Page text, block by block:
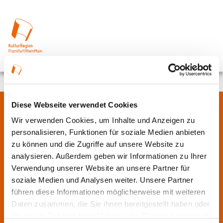
Diese Webseite verwendet Cookies
Wir verwenden Cookies, um Inhalte und Anzeigen zu
personalisieren, Funktionen für soziale Medien anbieten
zu können und die Zugriffe auf unsere Website zu
analysieren. Außerdem geben wir Informationen zu Ihrer
Verwendung unserer Website an unsere Partner für
soziale Medien und Analysen weiter. Unsere Partner
führen diese Informationen möglicherweise mit weiteren
Daten zusammen, die Sie ihnen bereitgestellt haben oder
Über uns
In der Metropolregion FrankfurtRheinMain haben sich rund 50
Landkreise, Städte, Gemeinden und der Regionalverband zur
KulturRegion zusammen-geschlossen. Über die Ländergrenzen
hinweg vernetzt die gemeinnützige Gesellschaft seit 2005 die
vielfältige lokale und regionale Kultur und fördert die
interkommunale Zusammenarbeit. Gemeinsam mit ihren